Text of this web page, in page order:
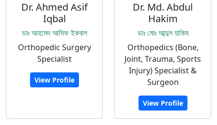
Dr. Ahmed Asif
Iqbal
ডাঃ আহমেদ আসিফ ইকবাল
Orthopedic Surgery
Specialist
View Profile
Dr. Md. Abdul
Hakim
ডাঃ মোঃ আব্দুল হাকিম
Orthopedics (Bone,
Joint, Trauma, Sports
Injury) Specialist &
Surgeon
View Profile